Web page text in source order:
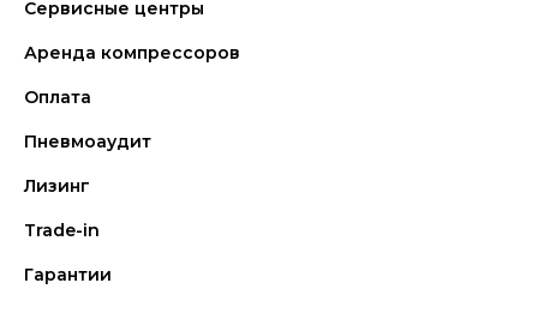
Сервисные центры
Аренда компрессоров
Оплата
Пневмоаудит
Лизинг
Trade-in
Гарантии